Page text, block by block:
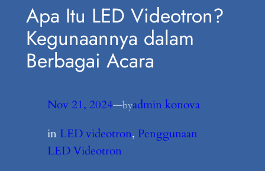
Apa Itu LED Videotron?
Kegunaannya dalam
Berbagai Acara
Nov 21, 2024—byadmin konova
in LED videotron, Penggunaan
LED Videotron